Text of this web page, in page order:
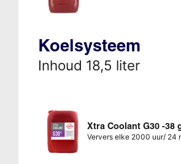
Koelsysteem
Inhoud 18,5 liter
Xtra Coolant G30 -38
Ververs elke 2000 uur/ 24